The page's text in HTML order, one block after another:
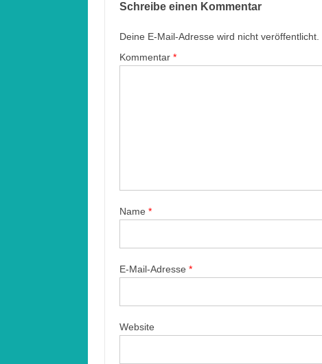
Schreibe einen Kommentar
Deine E-Mail-Adresse wird nicht veröffentlicht.
Kommentar *
Name *
E-Mail-Adresse *
Website